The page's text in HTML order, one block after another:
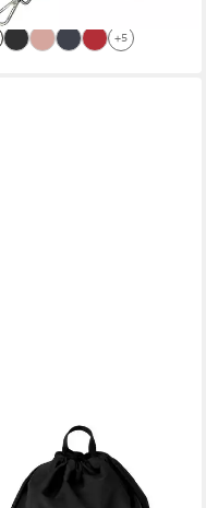
- in 2-3 Werktagen bei dir
+5